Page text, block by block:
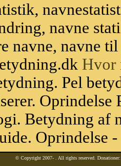
navne
navne, navne
Hvor
Pel
Oprindelse
Betydning af
Oprindelse
© Copyright 2007- . All rights reserved.